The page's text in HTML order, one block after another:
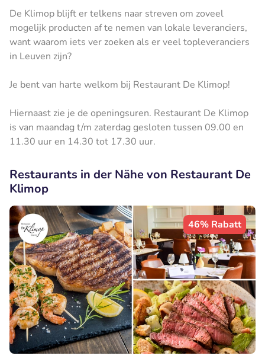
De Klimop blijft er telkens naar streven om zoveel
mogelijk producten af te nemen van lokale leveranciers,
want waarom iets ver zoeken als er veel topleveranciers
in Leuven zijn?
Je bent van harte welkom bij Restaurant De Klimop!
Hiernaast zie je de openingsuren. Restaurant De Klimop
is van maandag t/m zaterdag gesloten tussen 09.00 en
11.30 uur en 14.30 tot 17.30 uur.
Restaurants in der Nähe von Restaurant De
Klimop
46% Rabatt